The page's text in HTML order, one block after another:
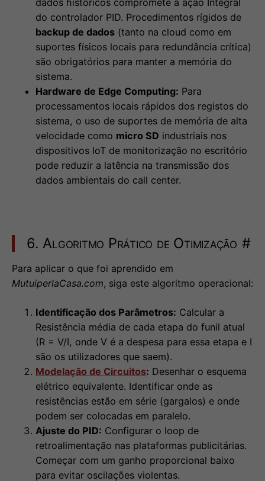
do controlador PID. Procedimentos rígidos de
backup de dados (tanto na cloud como em
suportes físicos locais para redundância crítica)
são obrigatórios para manter a memória do
sistema.
Hardware de Edge Computing: Para
processamentos locais rápidos dos registos do
sistema, o uso de suportes de memória de alta
velocidade como micro SD industriais nos
dispositivos IoT de monitorização no escritório
pode reduzir a latência na transmissão dos
dados ambientais do call center.
6. Algoritmo Prático de Otimização #
Para aplicar o que foi aprendido em
MutuiperlaCasa.com, siga este algoritmo operacional:
Identificação dos Parâmetros: Calcular a
Resistência média de cada etapa do funil atual
(R = V/I, onde V é a despesa para essa etapa e I
são os utilizadores que saem).
Modelação de Circuitos: Desenhar o esquema
elétrico equivalente. Identificar onde as
resistências estão em série (gargalos) e onde
podem ser colocadas em paralelo.
Ajuste do PID: Configurar o loop de
retroalimentação nas plataformas publicitárias.
Começar com um ganho proporcional baixo
para evitar oscilações violentas.